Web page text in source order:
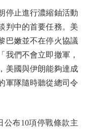
止進行濃縮鈾活動
判中的首要任務。美
巴嫩並不在停火協議
我們不會立即撤軍，
美國與伊朗能夠達成
軍隊隨時聽從總司令
布10項停戰條款主